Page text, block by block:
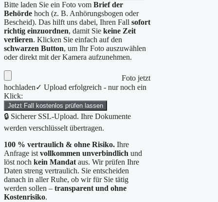
Bitte laden Sie ein Foto vom Brief der
Behörde hoch (z. B. Anhörungsbogen oder
Bescheid). Das hilft uns dabei, Ihren Fall sofort
richtig einzuordnen, damit Sie keine Zeit
verlieren. Klicken Sie einfach auf den
schwarzen Button, um Ihr Foto auszuwählen
oder direkt mit der Kamera aufzunehmen.
Foto jetzt
hochladen✓ Upload erfolgreich - nur noch ein
Klick:
Jetzt Fall kostenlos prüfen lassen
🔒 Sicherer SSL-Upload. Ihre Dokumente
werden verschlüsselt übertragen.
100 % vertraulich & ohne Risiko. Ihre
Anfrage ist vollkommen unverbindlich und
löst noch kein Mandat aus. Wir prüfen Ihre
Daten streng vertraulich. Sie entscheiden
danach in aller Ruhe, ob wir für Sie tätig
werden sollen – transparent und ohne
Kostenrisiko.